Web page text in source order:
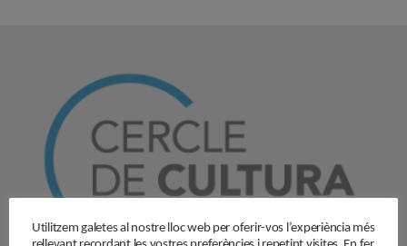
Utilitzem galetes al nostre lloc web per oferir-vos l’experiència més